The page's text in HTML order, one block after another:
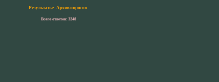
Результаты· Архив опросов
Всего ответов: 3248